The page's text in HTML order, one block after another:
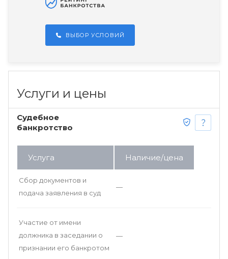
ВЫБОР УСЛОВИЙ
Услуги и цены
Судебное
банкротство
Услуга Наличие/цена
Сбор документов и
подача заявления в суд
—
Участие от имени
должника в заседании о
признании его банкротом
—